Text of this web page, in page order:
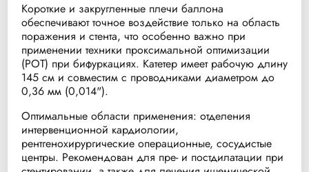
Короткие и закругленные плечи баллона
обеспечивают точное воздействие только на область
поражения и стента, что особенно важно при
применении техники проксимальной оптимизации
(POT) при бифуркациях. Катетер имеет рабочую длину
145 см и совместим с проводниками диаметром до
0,36 мм (0,014").
Оптимальные области применения: отделения
интервенционной кардиологии,
рентгенохирургические операционные, сосудистые
центры. Рекомендован для пре- и постдилатации при